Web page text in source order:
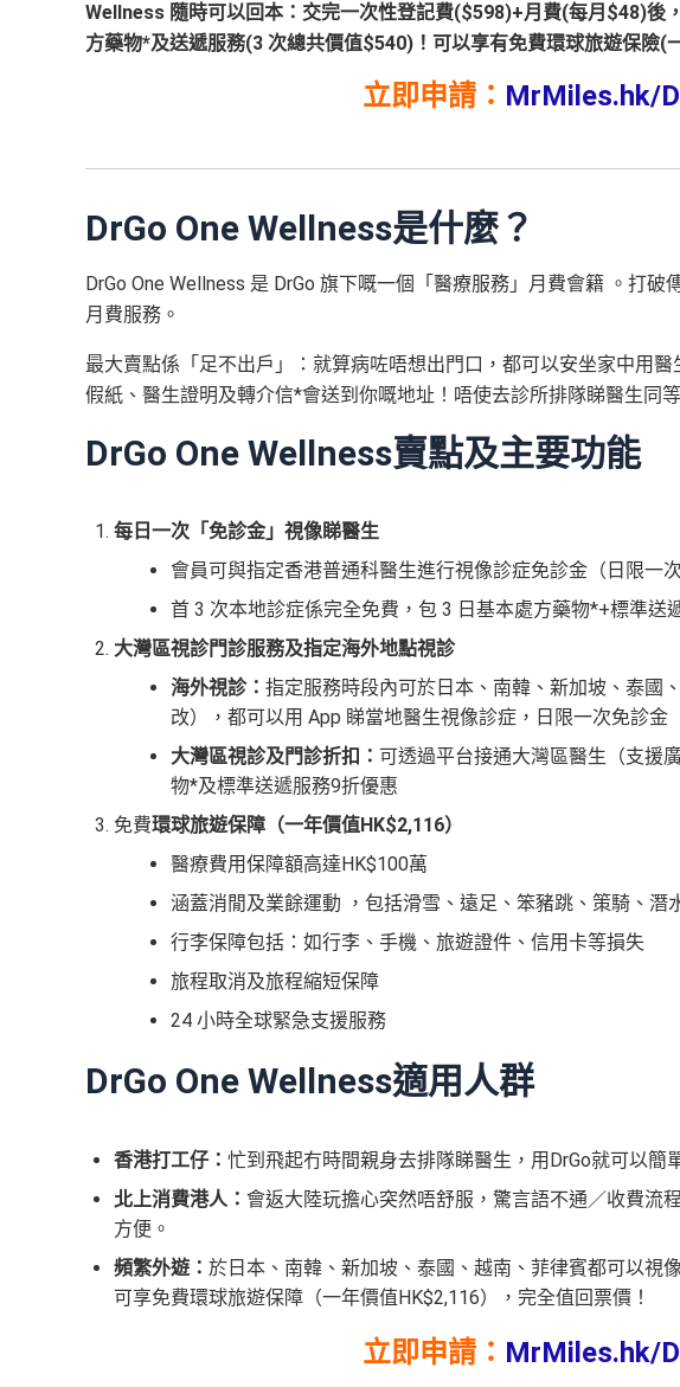
Wellness 隨時可以回本：交完一次性登記費($598)+月費(每月 $48)後
方藥物*及送遞服務(3 次總共價值$540) ！ 可以享有免費環球旅遊保險(
立即申請： MrMiles.hk/
DrGo One Wellness是什麼？
DrGo One Wellness 是 DrGo 旗下嘅一個「醫療服務」月費會籍 。打
月費服務。
最大賣點係「足不出戶」：就算病咗唔想出門口，都可以安坐家中用
假紙、醫生證明及轉介信*會送到你嘅地址！唔使去診所排隊睇醫生同等
DrGo One Wellness賣點及主要功能
每日一次「免診金」視像睇醫生
會員可與指定香港普通科醫生進行視像診症免診金（日限一次
首 3 次本地診症係完全免費，包 3 日基本處方藥物*+標準送
大灣區視診門診服務及指定海外地點視診
海外視診： 指定服務時段內可於日本、南韓、新加坡、泰國
改），都可以用 App 睇當地醫生視像診症，日限一次免診金
大灣區視診及門診折扣： 可透過平台接通大灣區醫生（支援
物*及標準送遞服務9折優惠
免費環球旅遊保障（一年價值HK$2,116）
醫療費用保障額高達HK$100萬
涵蓋消閒及業餘運動 ，包括滑雪、遠足、笨豬跳、策騎、潛
行李保障包括：如行李、手機、旅遊證件、信用卡等損失
旅程取消及旅程縮短保障
24 小時全球緊急支援服務
DrGo One Wellness適用人群
香港打工仔： 忙到飛起冇時間親身去排隊睇醫生，用DrGo就可以簡
北上消費港人： 會返大陸玩擔心突然唔舒服，驚言語不通／收費流
方便。
頻繁外遊： 於日本、南韓、新加坡、泰國、越南、菲律賓都可以視
可享免費環球旅遊保障（一年價值HK$2,116），完全值回票價！
立即申請： MrMiles.hk/